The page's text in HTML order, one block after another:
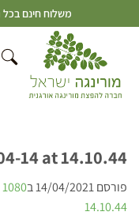
משלוח חינם בכל
14 at 14.10.44
פורסם14/04/2021ב1080 × 1080
14.10.44